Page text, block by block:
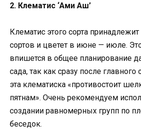
2. Клематис ‘Ами Аш’
Клематис этого сорта
сортов и цветет в июне — июле.
впишется в общее планирование
сада, так как сразу после главного
эта клематиска «противостоит
пятнам». Очень рекомендуем
создании равномерных групп по
беседок.